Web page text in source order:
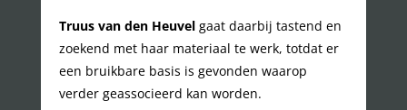
Truus van den Heuvel gaat daarbij tastend en
zoekend met haar materiaal te werk, totdat er
een bruikbare basis is gevonden waarop
verder geassocieerd kan worden.